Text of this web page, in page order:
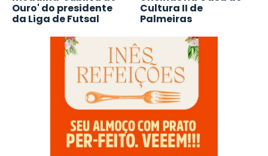
Ouro' do presidente
da Liga de Futsal
Cultura II de
Palmeiras